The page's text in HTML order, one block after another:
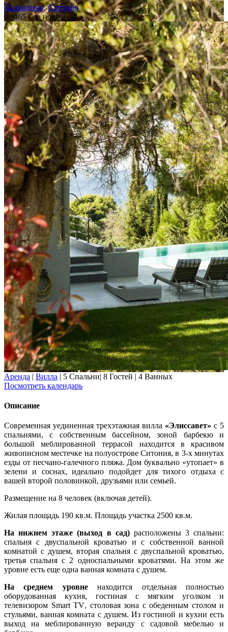
Халкидики,Ситония
от 465 € за ночь
Аренда | Вилла | 5 Спальни| 8 Гостей | 4 Ванных
Посмотреть календарь
Описание
Современная уединенная трехэтажная вилла «Элиссавет» с 5
спальнями, с собственным бассейном, зоной барбекю и
большой меблированной террасой находится в красивом
живописном местечке на полуострове Ситония, в 3-х минутах
езды от песчано-галечного пляжа. Дом буквально «утопает» в
зелени и соснах,идеально подойдет для тихого отдыха с
вашей второй половинкой, друзьями или семьей.
Размещение на 8 человек (включая детей).
Жилая площадь 190 кв.м. Площадь участка 2500 кв.м.
На нижнем этаже (выход в сад)расположены 3 спальни:
спальня с двуспальной кроватью и с собственной ванной
комнатой с душем, вторая спальня с двуспальной кроватью,
третья спальня с 2 односпальными кроватями. На этом же
уровне есть еще одна ванная комната с душем.
На среднем уровненаходится отдельная полностью
оборудованная кухня, гостиная с мягким уголком и
телевизором Smart TV, столовая зона с обеденным столом и
стульями, ванная комната с душем. Из гостиной и кухни есть
выход на меблированную веранду с садовой мебелью и